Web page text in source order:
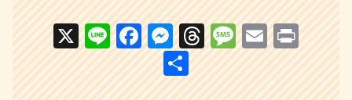
X Li
n
e
F
a
c
M
e
s
T
h
r
M
e
s
E
m
ai
P
ri
n
共
有